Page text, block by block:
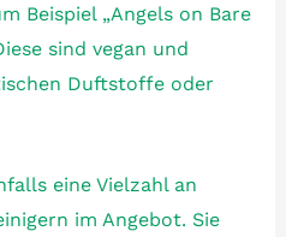
Beispiel „Angels on Bare
sind vegan und
Duftstoffe oder
eine Vielzahl an
im Angebot. Sie